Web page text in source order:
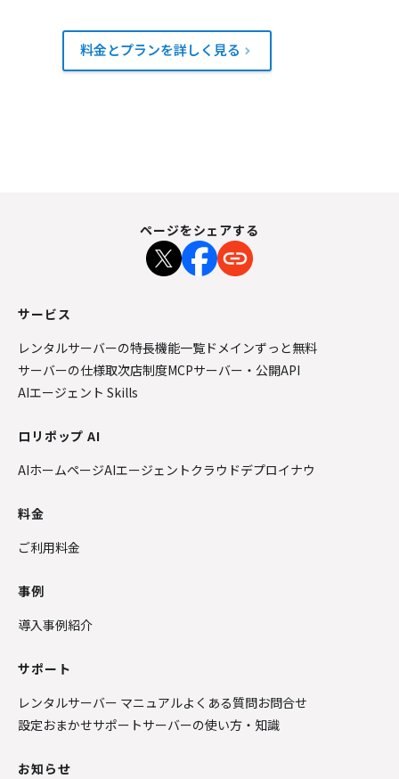
料金とプランを詳しく見る
ページをシェアする
サービス
レンタルサーバーの特長機能一覧 ドメインずっと無料
サーバーの仕様取次店制度MCPサーバー・公開API
AIエージェント Skills
ロリポップ AI
AIホームページAIエージェントクラウドデプロイナウ
料金
ご利用料金
事例
導入事例紹介
サポート
レンタルサーバー マニュアルよくある質問お問合せ
設定おまかせサポートサーバーの使い方・知識
お知らせ